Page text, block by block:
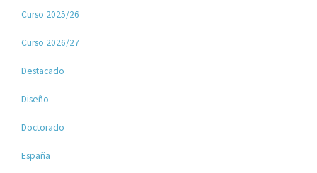
Curso 2025/26
Curso 2026/27
Destacado
Diseño
Doctorado
España